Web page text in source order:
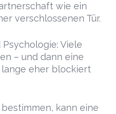
wie ein
verschlossenen Tür.
Viele
– und dann eine
eher blockiert
kann eine